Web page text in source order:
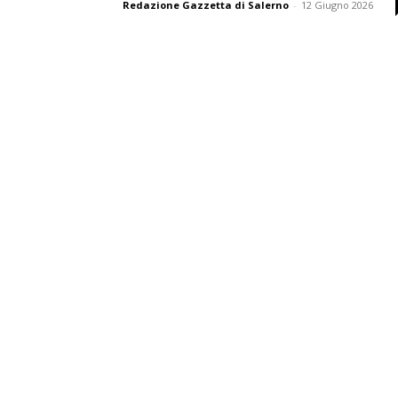
Redazione Gazzetta di Salerno - 12 Giugno 2026